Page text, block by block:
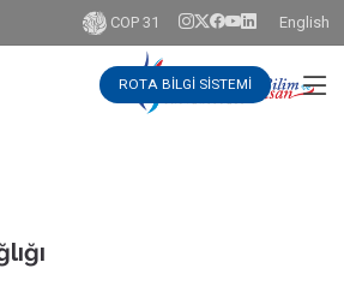
COP 31 English
ROTA BİLGİ SİSTEMİ